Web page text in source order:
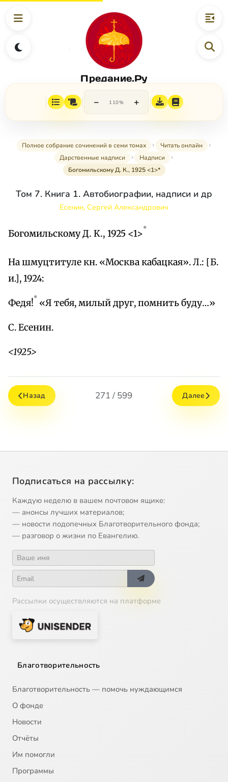
Предание.Ру
− 110% +
Полное собрание сочинений в семи томах
Читать онлайн
Дарственные надписи
Надписи
Богомильскому Д. К., 1925 <1>*
Том 7. Книга 1. Автобиографии, надписи и др
Есенин, Сергей Александрович
Богомильскому Д. К., 1925 <1>*
На шмуцтитуле кн. «Москва кабацкая». Л.: [Б.
и.], 1924:
Федя!* «Я тебя, милый друг, помнить буду…»
С. Есенин.
<1925>
Назад 271 / 599 Далее
Подписаться на рассылку:
Каждую неделю в вашем почтовом ящике:
— анонсы лучших материалов;
— новости подопечных Благотворительного фонда;
— разговор о жизни по Евангелию.
Рассылки осуществляются на платформе
Благотворительность
Благотворительность — помочь нуждающимся
О фонде
Новости
Отчёты
Им помогли
Программы